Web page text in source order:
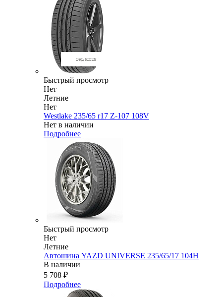
Быстрый просмотр
Нет
Летние
Нет
Westlake 235/65 r17 Z-107 108V
Нет в наличии
Подробнее
Быстрый просмотр
Нет
Летние
Автошина YAZD UNIVERSE 235/65/17 104H
В наличии
5 708 ₽
Подробнее